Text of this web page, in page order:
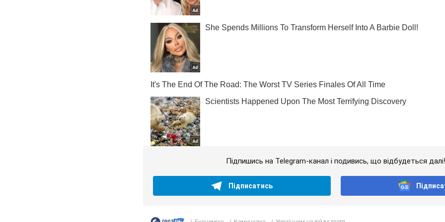
Підпишись на Telegram-канал і подивись, що відбудеться далі!
Підписатись